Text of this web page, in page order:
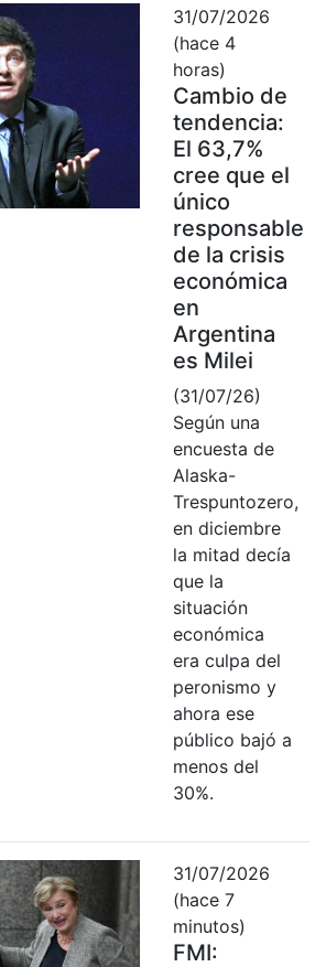
31/07/2026
(hace 4
horas)
Cambio de
tendencia:
El 63,7%
cree que el
único
responsable
de la crisis
económica
en
Argentina
es Milei
(31/07/26)
Según una
encuesta de
Alaska-
Trespuntozero,
en diciembre
la mitad decía
que la
situación
económica
era culpa del
peronismo y
ahora ese
público bajó a
menos del
30%.
31/07/2026
(hace 7
minutos)
FMI: